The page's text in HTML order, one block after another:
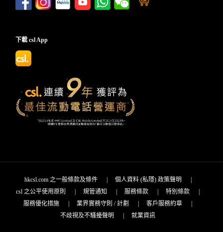
下載 csl App
hkcsl.com 之一般條款及條件| 個人資料 (私隱) 政策聲明 |
csl 之公平使用原則
| 規管通知 | 服務條款 | 特別條款 |
服務優化措施 | 業界實務守則 / 計劃 | 客戶服務約章 |
不歧視及不騷擾聲明 | 就業資訊